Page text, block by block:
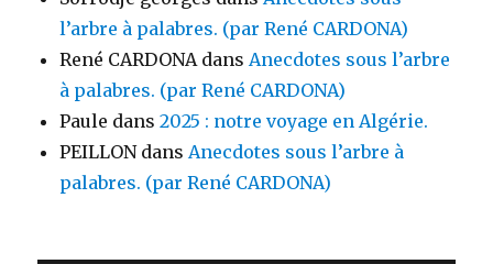
l’arbre à palabres. (par René CARDONA)
René CARDONAdansAnecdotes sous l’arbre
à palabres. (par René CARDONA)
Paule dans2025 : notre voyage en Algérie.
PEILLONdansAnecdotes sous l’arbre à
palabres. (par René CARDONA)